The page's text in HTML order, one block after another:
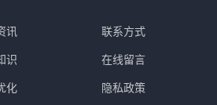
讯
识
化
联系方式
在线留言
隐私政策